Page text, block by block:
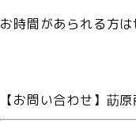
お時間があられる方
【お問い合わせ】莇